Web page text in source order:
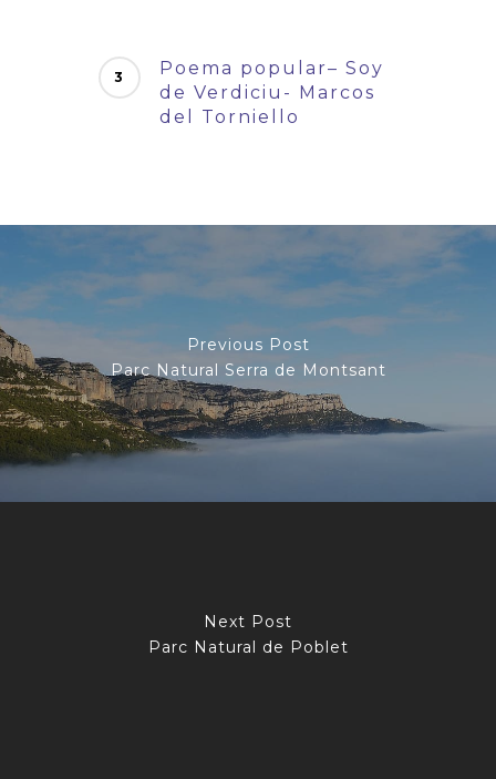
Poema popular– Soy
de Verdiciu- Marcos
del Torniello
Previous Post
Parc Natural Serra de Montsant
Next Post
Parc Natural de Poblet